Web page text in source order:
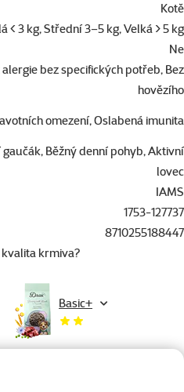
Kotě
< 3 kg, Střední 3–5 kg, Velká > 5 kg
Ne
alergie bez specifických potřeb, Bez
hovězího
omezení, Oslabená imunita
gaučák, Běžný denní pohyb, Aktivní
lovec
IAMS
1753-127737
8710255188447
kvalita krmiva?
Basic+